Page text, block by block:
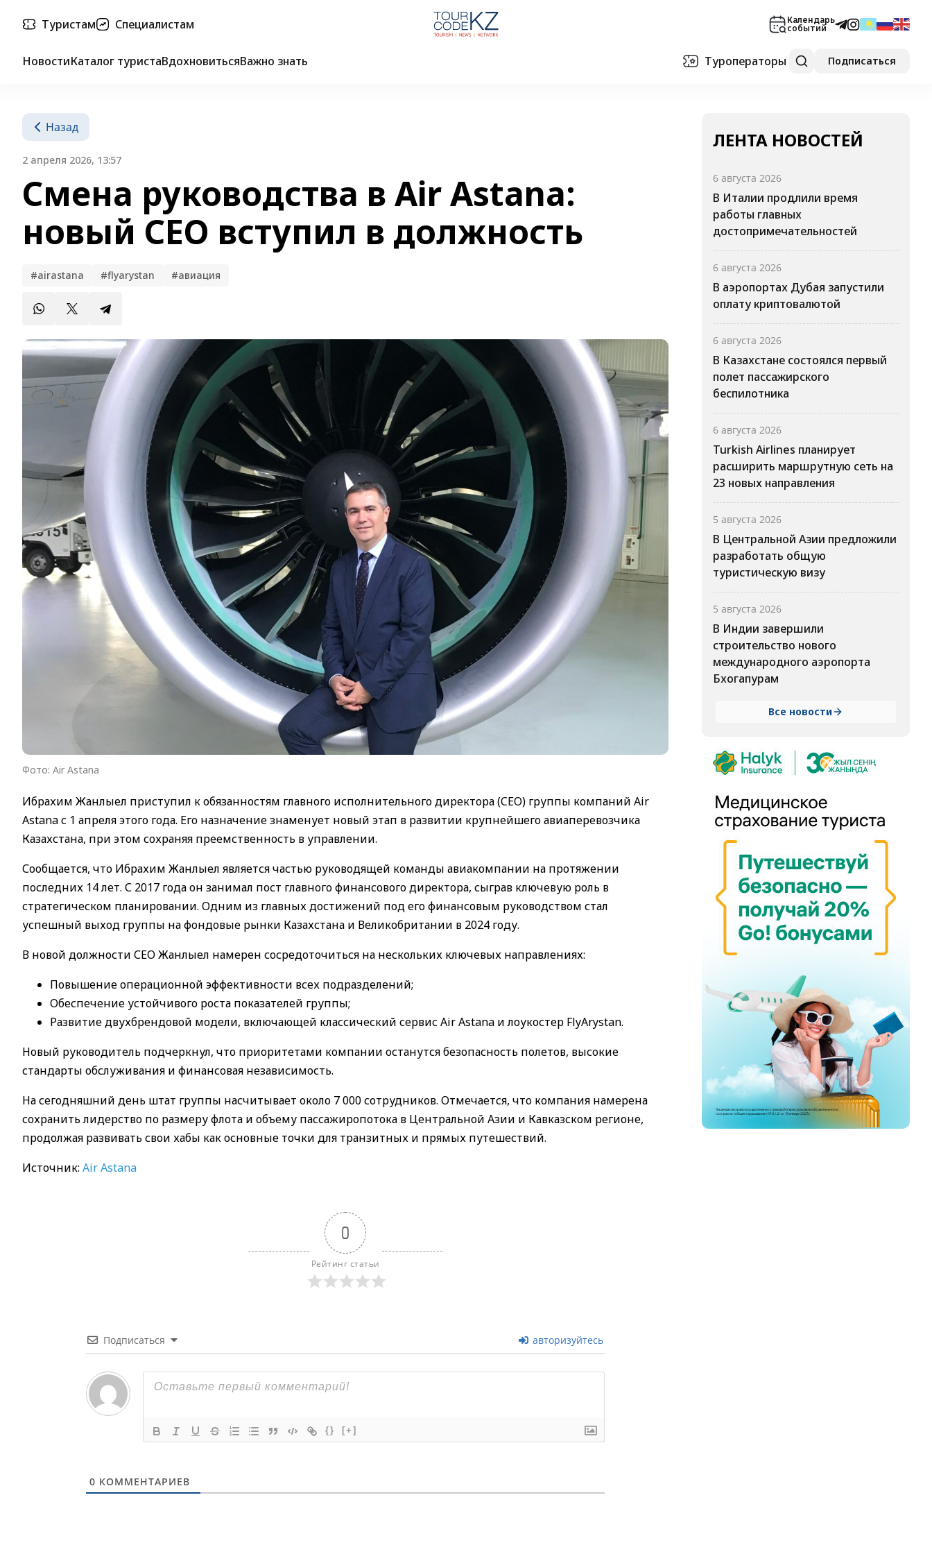
Туристам Специалистам Календарь
событий
НовостиКаталог туристаВдохновитьсяВажно знать Туроператоры Подписаться
Назад
2 апреля 2026, 13:57
Смена руководства в Air Astana:
новый СЕО вступил в должность
#airastana #flyarystan #авиация
Фото: Air Astana
Ибрахим Жанлыел приступил к обязанностям главного исполнительного директора (CEO) группы компаний Air
Astana с 1 апреля этого года. Его назначение знаменует новый этап в развитии крупнейшего авиаперевозчика
Казахстана, при этом сохраняя преемственность в управлении.
Сообщается, что Ибрахим Жанлыел является частью руководящей команды авиакомпании на протяжении
последних 14 лет. С 2017 года он занимал пост главного финансового директора, сыграв ключевую роль в
стратегическом планировании. Одним из главных достижений под его финансовым руководством стал
успешный выход группы на фондовые рынки Казахстана и Великобритании в 2024 году.
В новой должности СЕО Жанлыел намерен сосредоточиться на нескольких ключевых направлениях:
Повышение операционной эффективности всех подразделений;
Обеспечение устойчивого роста показателей группы;
Развитие двухбрендовой модели, включающей классический сервис Air Astana и лоукостер FlyArystan.
Новый руководитель подчеркнул, что приоритетами компании останутся безопасность полетов, высокие
стандарты обслуживания и финансовая независимость.
На сегодняшний день штат группы насчитывает около 7 000 сотрудников. Отмечается, что компания намерена
сохранить лидерство по размеру флота и объему пассажиропотока в Центральной Азии и Кавказском регионе,
продолжая развивать свои хабы как основные точки для транзитных и прямых путешествий.
Источник: Air Astana
0
Рейтинг статьи
Подписаться авторизуйтесь
{} [+]
0 КОММЕНТАРИЕВ
ЛЕНТА НОВОСТЕЙ
6 августа 2026
В Италии продлили время
работы главных
достопримечательностей
6 августа 2026
В аэропортах Дубая запустили
оплату криптовалютой
6 августа 2026
В Казахстане состоялся первый
полет пассажирского
беспилотника
6 августа 2026
Turkish Airlines планирует
расширить маршрутную сеть на
23 новых направления
5 августа 2026
В Центральной Азии предложили
разработать общую
туристическую визу
5 августа 2026
В Индии завершили
строительство нового
международного аэропорта
Бхогапурам
Все новости